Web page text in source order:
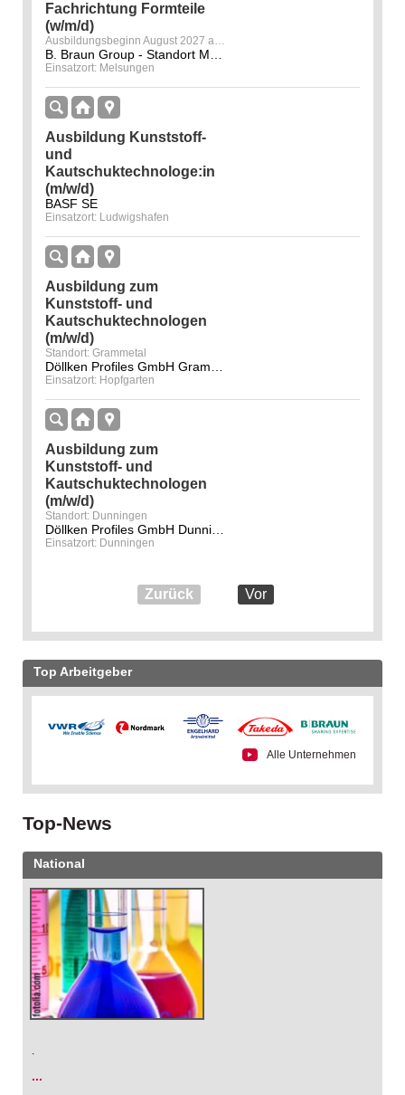
Fachrichtung Formteile
(w/m/d)
Ausbildungsbeginn August 2027 am Standort Melsungen
Einsatzort: Melsungen
Ausbildung Kunststoff-
und
Kautschuktechnologe:in
(m/w/d)
BASF SE
Einsatzort: Ludwigshafen
Ausbildung zum
Kunststoff- und
Kautschuktechnologen
(m/w/d)
Standort: Grammetal
Einsatzort: Hopfgarten
Ausbildung zum
Kunststoff- und
Kautschuktechnologen
(m/w/d)
Standort: Dunningen
Einsatzort: Dunningen
Zurück Vor
Top Arbeitgeber
Alle Unternehmen
Top-News
National
.
...